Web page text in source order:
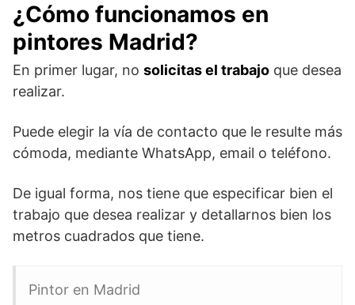
¿Cómo funcionamos en
pintores Madrid?
En primer lugar, no solicitas el trabajo que desea
realizar.
Puede elegir la vía de contacto que le resulte más
cómoda, mediante WhatsApp, email o teléfono.
De igual forma, nos tiene que especificar bien el
trabajo que desea realizar y detallarnos bien los
metros cuadrados que tiene.
Pintor en Madrid